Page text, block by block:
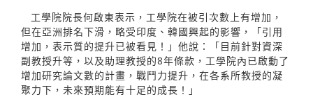
工學院院長何啟東表示，工學院在被引次數上有增加，
但在亞洲排名下滑，略受印度、韓國興起的影響，「引用
增加，表示質的提升已被看見！」他說：「目前針對資深
副教授升等，以及助理教授的8年條款，工學院內已啟動了
增加研究論文數的計畫，戰鬥力提升，在各系所教授的凝
聚力下，未來預期能有十足的成長！」